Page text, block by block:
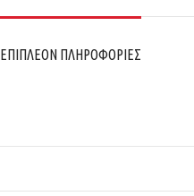
ΕΠΙΠΛΈΟΝ ΠΛΗΡΟΦΟΡΊΕΣ